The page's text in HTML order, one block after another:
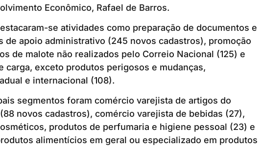
Econômico, Rafael de Barros.
se atividades como preparação de documentos e
de apoio administrativo (245 novos cadastros), promoção
de malote não realizados pelo Correio Nacional (125) e
carga, exceto produtos perigosos e mudanças,
e internacional (108).
segmentos foram comércio varejista de artigos do
novos cadastros), comércio varejista de bebidas (27),
produtos de perfumaria e higiene pessoal (23) e
alimentícios em geral ou especializado em produtos